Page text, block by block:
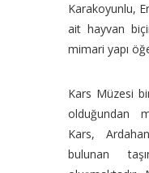
Karakoyunlu,
ait hayvan
mimari yapı
Kars Müzesi
olduğundan
Kars,
bulunan